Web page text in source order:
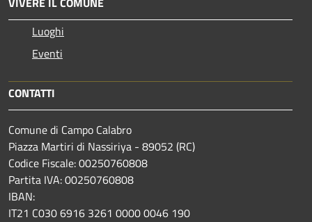
Luoghi
Eventi
CONTATTI
Comune di Campo Calabro
Piazza Martiri di Nassiriya - 89052 (RC)
Codice Fiscale: 00250760808
Partita IVA: 00250760808
IBAN:
IT21 C030 6916 3261 0000 0046 190